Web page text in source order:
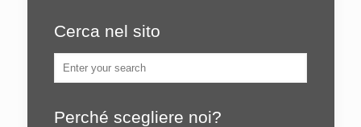
Cerca nel sito
Perché scegliere noi?